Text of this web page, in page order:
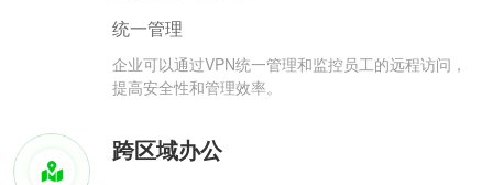
统一管理
企业可以通过VPN统一管理和监控员工的远程访问，
提高安全性和管理效率。
跨区域办公